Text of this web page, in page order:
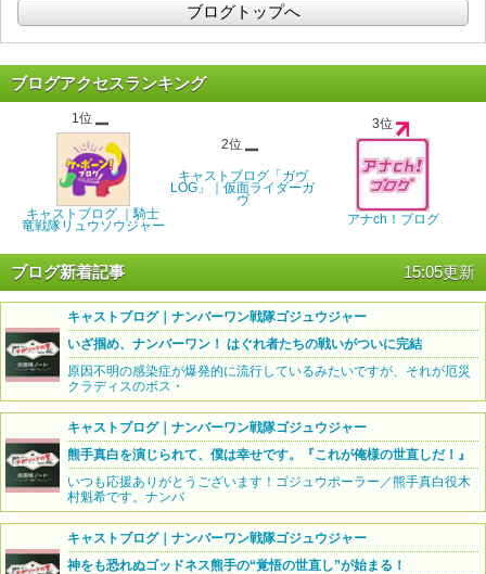
ブログトップへ
ブログアクセスランキング
1位
キャストブログ ｜騎士
竜戦隊リュウソウジャー
2位
キャストブログ「ガヴ
LOG」｜仮面ライダーガ
ヴ
3位
アナch！ブログ
ブログ新着記事 15:05更新
キャストブログ｜ナンバーワン戦隊ゴジュウジャー
いざ掴め、ナンバーワン！ はぐれ者たちの戦いがついに完結
原因不明の感染症が爆発的に流行しているみたいですが、それが厄災
クラディスのボス・
キャストブログ｜ナンバーワン戦隊ゴジュウジャー
熊手真白を演じられて、僕は幸せです。『これが俺様の世直しだ！』
いつも応援ありがとうございます！ゴジュウポーラー／熊手真白役木
村魁希です。ナンバ
キャストブログ｜ナンバーワン戦隊ゴジュウジャー
神をも恐れぬゴッドネス熊手の“覚悟の世直し”が始まる！